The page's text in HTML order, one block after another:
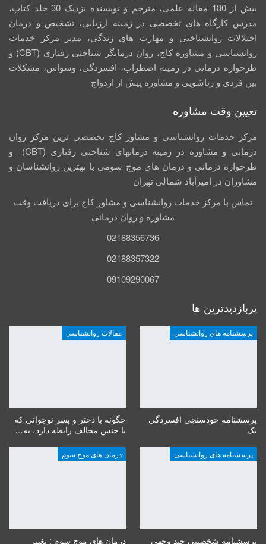
بیش از 180 مقاله علمی، مترجم و نویسنده نزدیک 30 جلد کتاب،
مدرس کارگاه­ های تخصصی در زمینه ارزیابی، تشخیص و درمان
اختلالات روانشناختی و مهارت های زندگی، مدیر مرکز خدمات
روانشناسی و مشاوره کاج، روان­ درمانگر شناختی رفتاری (CBT) و
طرحواره درمانی در زمینه اضطراب، افسردگی، وسواس، مشکلات
بین فردی و زناشویی و مشاوره پیش از ازدواج
تعیین وقت مشاوره
مرکز خدمات روانشناسی و مشاور کاج تخصصی‏ ترین مرکز روان
درمانی و مشاوره در زمینه درمان‏های شناختی رفتاری (CBT) و
طرحواره درمانی و درمان های موج سومی با بهترین روانشناسان و
مشاوران در امیرآباد شمالی تهران
تماس با مرکز خدمات روانشناسی و مشاور کاج برای دریافت وقت
مشاوره و روان درمانی
02188356736
02188357322
09109290067
پربازدیدترین ها
پرسشنامه های روانشناسی
پرسشنامه خودسنجی افسردگی
بک
مقالات روانشناسی
چگونه با دختر و پسر نوجوانی که
با جنس مخالف رابطه دارد، به…
پرسشنامه های روانشناسی
پرسشنامه شخصیتی چند وجهی
درمان های موج سوم
درمان های موج سوم : تغییر